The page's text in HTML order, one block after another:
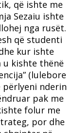
që ishte me
Sezaiu ishte
nga rusët.
që studenti
kur ishte
kishte thënë
(lulebore
nderin
pak me
folur me
por dhe